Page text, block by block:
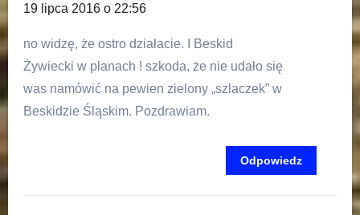
19 lipca 2016 o 22:56
no widzę, że ostro działacie. I Beskid
Żywiecki w planach ! szkoda, że nie udało się
was namówić na pewien zielony „szlaczek” w
Beskidzie Śląskim. Pozdrawiam.
Odpowiedz